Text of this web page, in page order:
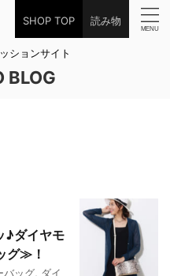
SHOP TOP 読み物
ションサイト
BLOG
♪ダイヤモ
グ≫！
バッグ, ダイ